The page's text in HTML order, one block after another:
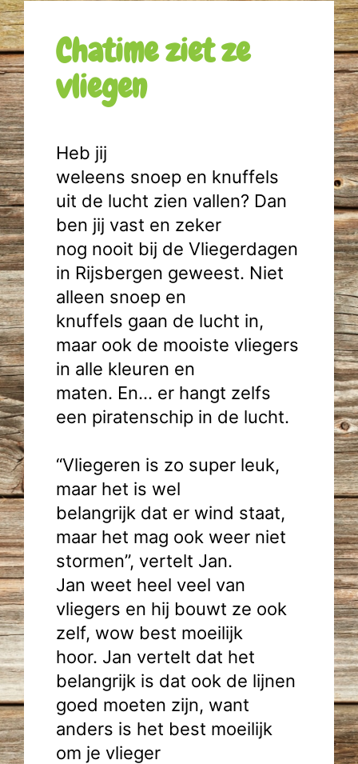
Chatime ziet ze
vliegen
Heb jij
weleens snoep en knuffels
uit de lucht zien vallen? Dan
ben jij vast en zeker
nog nooit bij de Vliegerdagen
in Rijsbergen geweest. Niet
alleen snoep en
knuffels gaan de lucht in,
maar ook de mooiste vliegers
in alle kleuren en
maten. En… er hangt zelfs
een piratenschip in de lucht.
“Vliegeren is zo super leuk,
maar het is wel
belangrijk dat er wind staat,
maar het mag ook weer niet
stormen”, vertelt Jan.
Jan weet heel veel van
vliegers en hij bouwt ze ook
zelf, wow best moeilijk
hoor. Jan vertelt dat het
belangrijk is dat ook de lijnen
goed moeten zijn, want
anders is het best moeilijk
om je vlieger